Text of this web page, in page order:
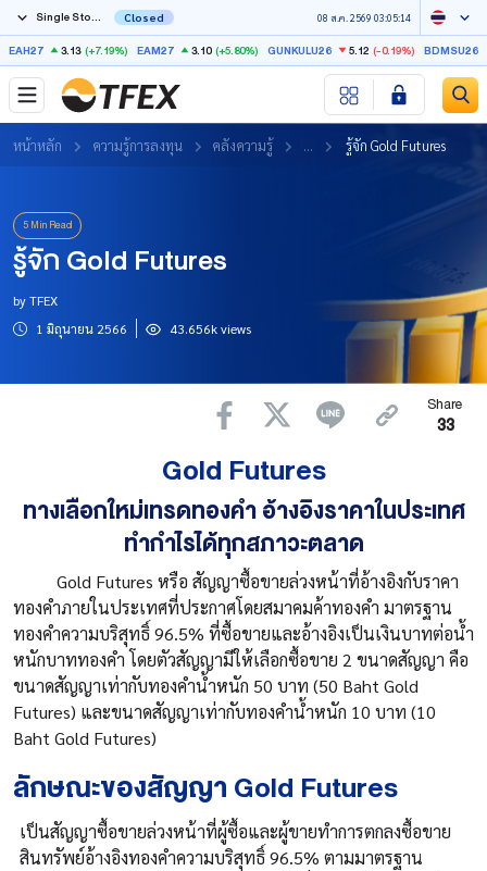
Single Stock Futures Closed 08 ส.ค. 2569 03:05:14
3.13 (+7.19%) EAM27 3.10 (+5.80%) GUNKULU26 5.12 (-0.19%) BDMSU26X
หน้าหลัก ความรู้การลงทุน คลังความรู้ ... รู้จัก Gold Futures
5 Min Read
รู้จัก Gold Futures
by TFEX
1 มิถุนายน 2566
43.656k views
Share
33
Gold Futures
ทางเลือกใหม่เทรดทองคำ อ้างอิงราคาในประเทศ
ทำกำไรได้ทุกสภาวะตลาด
Gold Futures หรือ สัญญาซื้อขายล่วงหน้าที่อ้างอิงกับราคา
ทองคำภายในประเทศที่ประกาศโดยสมาคมค้าทองคำ มาตรฐาน
ทองคำความบริสุทธิ์ 96.5% ที่ซื้อขายและอ้างอิงเป็นเงินบาทต่อน้ำ
หนักบาททองคำ โดยตัวสัญญามีให้เลือกซื้อขาย 2 ขนาดสัญญา คือ
ขนาดสัญญาเท่ากับทองคำน้ำหนัก 50 บาท (50 Baht Gold
Futures) และขนาดสัญญาเท่ากับทองคำน้ำหนัก 10 บาท (10
Baht Gold Futures)
ลักษณะของสัญญา Gold Futures
เป็นสัญญาซื้อขายล่วงหน้าที่ผู้ซื้อและผู้ขายทำการตกลงซื้อขาย
สินทรัพย์อ้างอิงทองคำความบริสุทธิ์ 96.5% ตามมาตรฐาน